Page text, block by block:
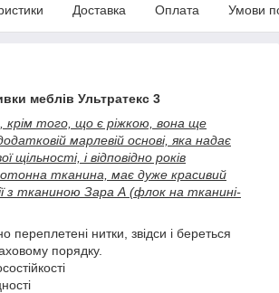
Доставка Оплата Умови
меблів Ультратекс 3
крім того, що є ріжкою, вона ще
марлевій основі, яка надає
щільності, і відповідно років
тканина, має дуже красивий
з тканиною Зара А (флок на тканині-
переплетені нитки, звідси і береться
порядку.